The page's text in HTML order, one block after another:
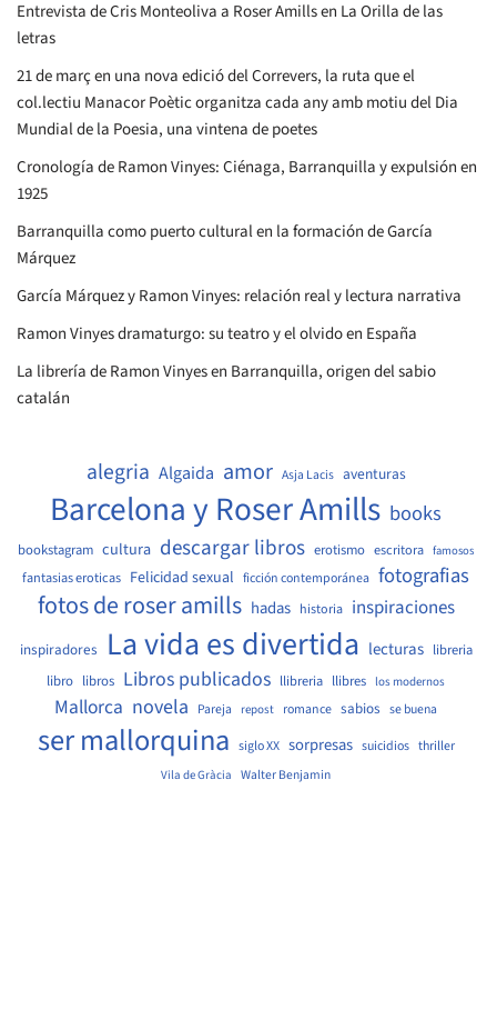
Entrevista de Cris Monteoliva a Roser Amills en La Orilla de las
letras
21 de març en una nova edició del Correvers, la ruta que el
col.lectiu Manacor Poètic organitza cada any amb motiu del Dia
Mundial de la Poesia, una vintena de poetes
Cronología de Ramon Vinyes: Ciénaga, Barranquilla y expulsión en
1925
Barranquilla como puerto cultural en la formación de García
Márquez
García Márquez y Ramon Vinyes: relación real y lectura narrativa
Ramon Vinyes dramaturgo: su teatro y el olvido en España
La librería de Ramon Vinyes en Barranquilla, origen del sabio
catalán
alegria Algaida amor Asja Lacis aventuras
Barcelona y Roser Amills books
bookstagram cultura descargar libros erotismo escritora famosos
fantasias eroticas Felicidad sexual ficción contemporánea fotografias
fotos de roser amills hadas historia inspiraciones
inspiradores La vida es divertida lecturas libreria
libro libros Libros publicados llibreria llibres los modernos
Mallorca novela Pareja repost romance sabios se buena
ser mallorquina siglo XX sorpresas suicidios thriller
Vila de Gràcia Walter Benjamin